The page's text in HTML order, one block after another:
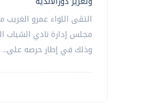
التقى اللواء عمرو
مجلس إدارة نادي الشباب
وذلك في إطار حرصه على...